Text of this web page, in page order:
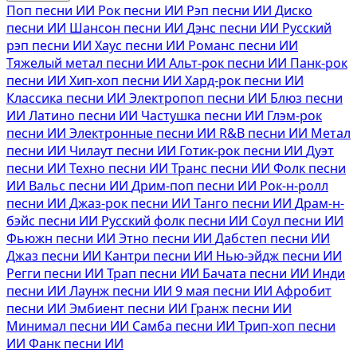
Поп песни ИИ Рок песни ИИ Рэп песни ИИ Диско
песни ИИ Шансон песни ИИ Дэнс песни ИИ Русский
рэп песни ИИ Хаус песни ИИ Романс песни ИИ
Тяжелый метал песни ИИ Альт-рок песни ИИ Панк-рок
песни ИИ Хип-хоп песни ИИ Хард-рок песни ИИ
Классика песни ИИ Электропоп песни ИИ Блюз песни
ИИ Латино песни ИИ Частушка песни ИИ Глэм-рок
песни ИИ Электронные песни ИИ R&B песни ИИ Метал
песни ИИ Чилаут песни ИИ Готик-рок песни ИИ Дуэт
песни ИИ Техно песни ИИ Транс песни ИИ Фолк песни
ИИ Вальс песни ИИ Дрим-поп песни ИИ Рок-н-ролл
песни ИИ Джаз-рок песни ИИ Танго песни ИИ Драм-н-
бэйс песни ИИ Русский фолк песни ИИ Соул песни ИИ
Фьюжн песни ИИ Этно песни ИИ Дабстеп песни ИИ
Джаз песни ИИ Кантри песни ИИ Нью-эйдж песни ИИ
Регги песни ИИ Трап песни ИИ Бачата песни ИИ Инди
песни ИИ Лаунж песни ИИ 9 мая песни ИИ Афробит
песни ИИ Эмбиент песни ИИ Гранж песни ИИ
Минимал песни ИИ Самба песни ИИ Трип-хоп песни
ИИ Фанк песни ИИ